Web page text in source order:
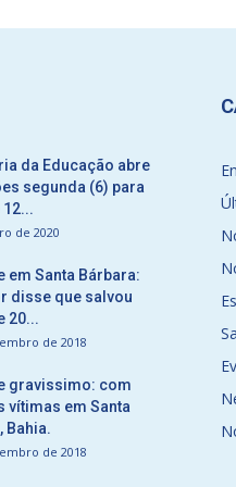
da Educação abre
segunda (6) para
de 2020
em Santa Bárbara:
disse que salvou
20...
de 2018
gravissimo: com
vítimas em Santa
Bahia.
de 2018